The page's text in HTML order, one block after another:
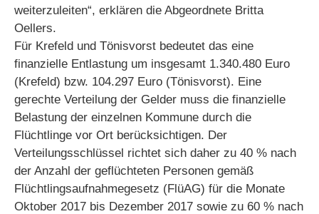
weiterzuleiten“, erklären die Abgeordnete Britta
Oellers.
Für Krefeld und Tönisvorst bedeutet das eine
finanzielle Entlastung um insgesamt 1.340.480 Euro
(Krefeld) bzw. 104.297 Euro (Tönisvorst). Eine
gerechte Verteilung der Gelder muss die finanzielle
Belastung der einzelnen Kommune durch die
Flüchtlinge vor Ort berücksichtigen. Der
Verteilungsschlüssel richtet sich daher zu 40 % nach
der Anzahl der geflüchteten Personen gemäß
Flüchtlingsaufnahmegesetz (FlüAG) für die Monate
Oktober 2017 bis Dezember 2017 sowie zu 60 % nach